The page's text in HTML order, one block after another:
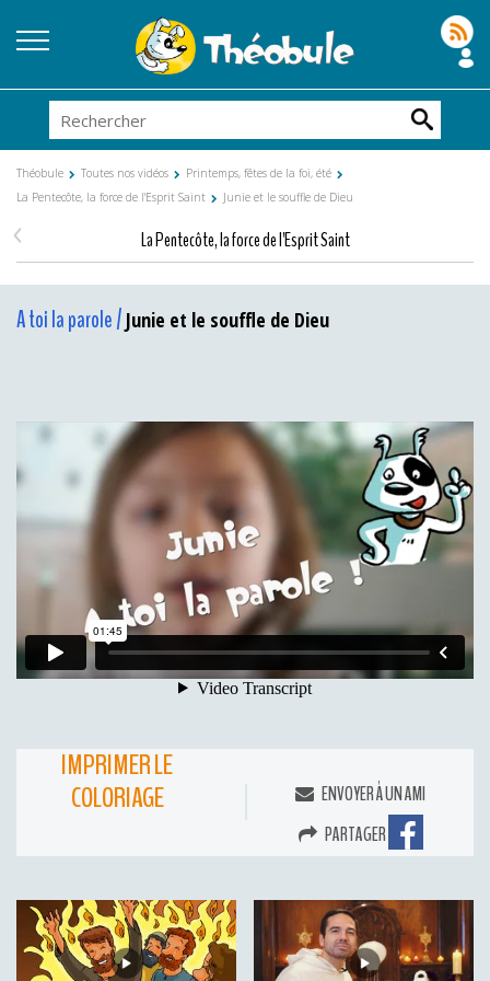
Théobule Toutes nos vidéos
Printemps, fêtes de la foi, été
La Pentecôte, la force de l'Esprit Saint
Junie et le souffle de Dieu
La Pentecôte, la force de l'Esprit Saint
<
A toi la parole / Junie et le souffle de Dieu
IMPRIMER LE
COLORIAGE
ENVOYER À UN AMI
PARTAGER